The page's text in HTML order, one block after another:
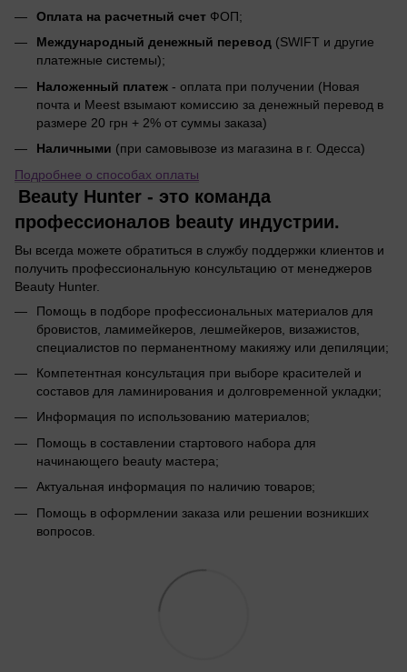
Оплата на расчетный счет ФОП;
Международный денежный перевод (SWIFT и другие
платежные системы);
Наложенный платеж - оплата при получении (Новая
почта и Meest взымают комиссию за денежный перевод в
размере 20 грн + 2% от суммы заказа)
Наличными (при самовывозе из магазина в г. Одесса)
Подробнее о способах оплаты
Beauty Hunter - это команда
профессионалов beauty индустрии.
Вы всегда можете обратиться в службу поддержки клиентов и
получить профессиональную консультацию от менеджеров
Beauty Hunter.
Помощь в подборе профессиональных материалов для
бровистов, ламимейкеров, лешмейкеров, визажистов,
специалистов по перманентному макияжу или депиляции;
Компетентная консультация при выборе красителей и
составов для ламинирования и долговременной укладки;
Информация по использованию материалов;
Помощь в составлении стартового набора для
начинающего beauty мастера;
Актуальная информация по наличию товаров;
Помощь в оформлении заказа или решении возникших
вопросов.